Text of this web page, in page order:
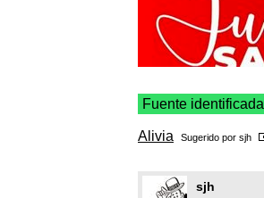
Fuente identificada
Alivia Sugerido por sjh
sjh